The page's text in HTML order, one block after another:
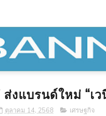
ส่งแบรนด์ใหม่ “
ตุลาคม 14, 2568 เศรษฐกิจ